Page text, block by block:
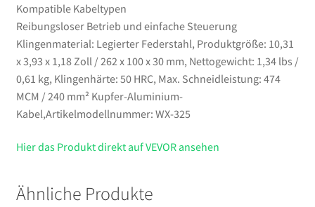
Kompatible Kabeltypen
Reibungsloser Betrieb und einfache Steuerung
Klingenmaterial: Legierter Federstahl, Produktgröße: 10,31
x 3,93 x 1,18 Zoll / 262 x 100 x 30 mm, Nettogewicht: 1,34 lbs /
0,61 kg, Klingenhärte: 50 HRC, Max. Schneidleistung: 474
MCM / 240 mm² Kupfer-Aluminium-
Kabel,Artikelmodellnummer: WX-325
Hier das Produkt direkt auf VEVOR ansehen
Ähnliche Produkte